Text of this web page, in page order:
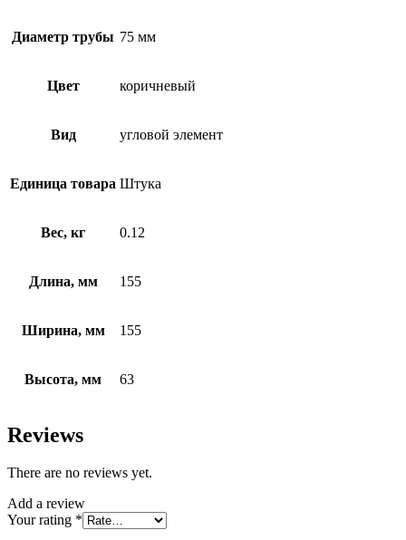
Диаметр трубы 75 мм
Цвет коричневый
Вид угловой элемент
Единица товара Штука
Вес, кг 0.12
Длина, мм 155
Ширина, мм 155
Высота, мм 63
Reviews
There are no reviews yet.
Add a review
Your rating *